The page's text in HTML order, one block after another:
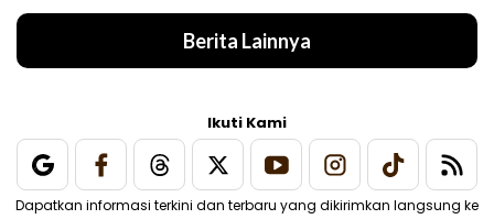
Berita Lainnya
Ikuti Kami
Dapatkan informasi terkini dan terbaru yang dikirimkan langsung ke